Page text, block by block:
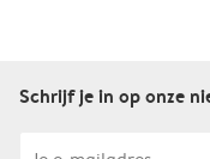
Schrijf je in op onze